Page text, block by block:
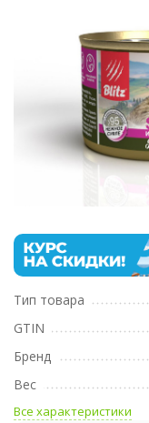
Тип товара
GTIN
Бренд
Вес
Все характеристики